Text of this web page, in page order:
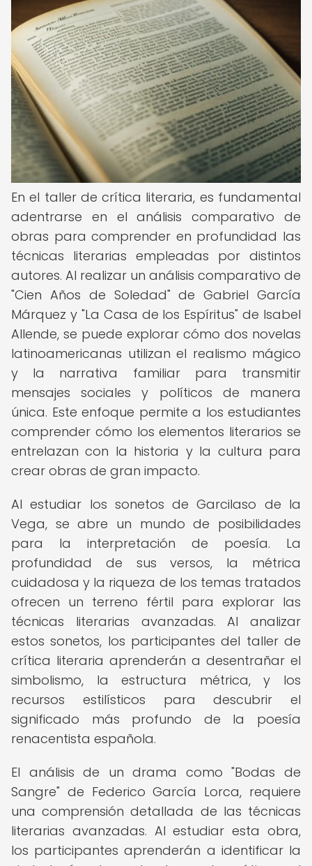
En el taller de crítica literaria, es fundamental
adentrarse en el análisis comparativo de
obras para comprender en profundidad las
técnicas literarias empleadas por distintos
autores. Al realizar un análisis comparativo de
"Cien Años de Soledad" de Gabriel García
Márquez y "La Casa de los Espíritus" de Isabel
Allende, se puede explorar cómo dos novelas
latinoamericanas utilizan el realismo mágico
y la narrativa familiar para transmitir
mensajes sociales y políticos de manera
única. Este enfoque permite a los estudiantes
comprender cómo los elementos literarios se
entrelazan con la historia y la cultura para
crear obras de gran impacto.
Al estudiar los sonetos de Garcilaso de la
Vega, se abre un mundo de posibilidades
para la interpretación de poesía. La
profundidad de sus versos, la métrica
cuidadosa y la riqueza de los temas tratados
ofrecen un terreno fértil para explorar las
técnicas literarias avanzadas. Al analizar
estos sonetos, los participantes del taller de
crítica literaria aprenderán a desentrañar el
simbolismo, la estructura métrica, y los
recursos estilísticos para descubrir el
significado más profundo de la poesía
renacentista española.
El análisis de un drama como "Bodas de
Sangre" de Federico García Lorca, requiere
una comprensión detallada de las técnicas
literarias avanzadas. Al estudiar esta obra,
los participantes aprenderán a identificar la